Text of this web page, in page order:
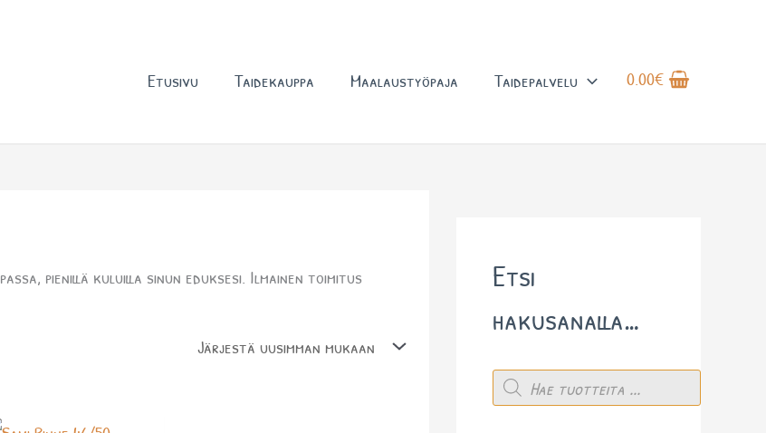
Etusivu Taidekauppa Maalaustyöpaja Taidepalvelu 0.00€
pienillä kuluilla sinun eduksesi. Ilmainen toimitus
Etsi
hakusanalla…
P
o